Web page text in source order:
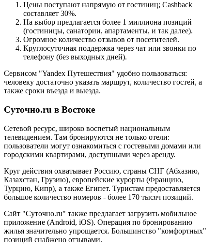
Цены поступают напрямую от гостиниц; Cashback
составляет 30%.
На выбор предлагается более 1 миллиона позиций
(гостиницы, санатории, апартаменты, и так далее).
Огромное количество отзывов от посетителей.
Круглосуточная поддержка через чат или звонки по
телефону (без выходных дней).
Сервисом "Yandex Путешествия" удобно пользоваться:
человеку достаточно указать маршрут, количество гостей, а
также сроки въезда и выезда.
Суточно.ru в Востоке
Сетевой ресурс, широко воспетый национальным
телевидением. Там бронируются не только отели:
пользователи могут ознакомиться с гостевыми домами или
городскими квартирами, доступными через аренду.
Круг действия охватывает Россию, страны СНГ (Абхазию,
Казахстан, Грузию), европейские курорты (Францию,
Турцию, Кипр), а также Египет. Туристам предоставляется
большое количество номеров - более 170 тысяч позиций.
Сайт "Суточно.ru" также предлагает загрузить мобильное
приложение (Android, iOS). Операция по бронированию
жилья значительно упрощается. Большинство "комфортных"
позиций снабжено отзывами.